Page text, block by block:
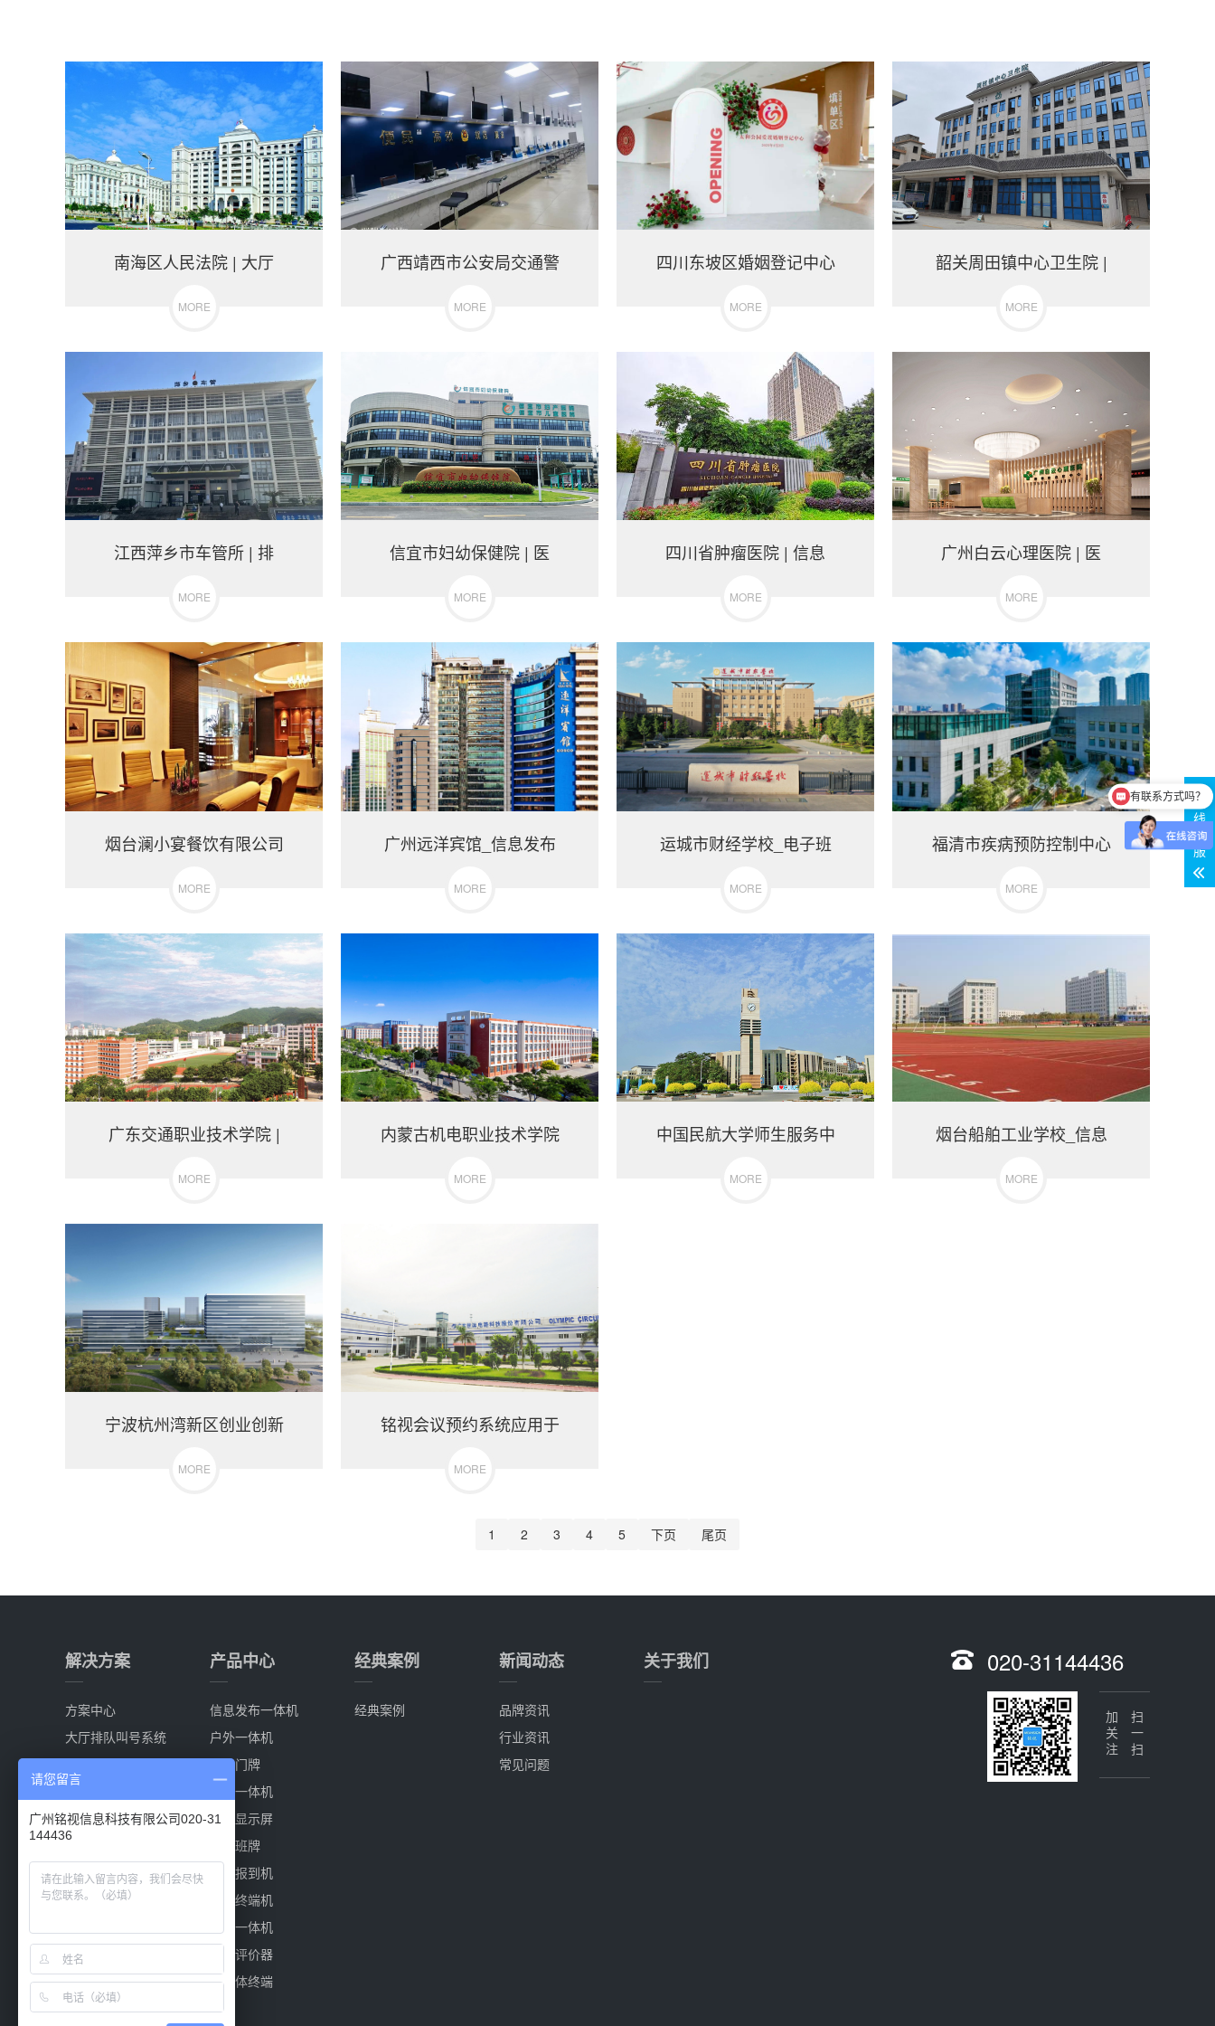
南海区人民法院 | 大厅
MORE
广西靖西市公安局交通警
MORE
四川东坡区婚姻登记中心
MORE
韶关周田镇中心卫生院 |
MORE
江西萍乡市车管所 | 排
MORE
信宜市妇幼保健院 | 医
MORE
四川省肿瘤医院 | 信息
MORE
广州白云心理医院 | 医
MORE
烟台澜小宴餐饮有限公司
MORE
广州远洋宾馆_信息发布
MORE
运城市财经学校_电子班
MORE
福清市疾病预防控制中心
MORE
广东交通职业技术学院 |
MORE
内蒙古机电职业技术学院
MORE
中国民航大学师生服务中
MORE
烟台船舶工业学校_信息
MORE
宁波杭州湾新区创业创新
MORE
铭视会议预约系统应用于
MORE
1 2 3 4 5 下页 尾页
解决方案
方案中心
大厅排队叫号系统
分诊排队叫号系统
多媒体信息发布系统
会议室预定系统
电子班牌系统
产品中心
信息发布一体机
户外一体机
电子门牌
触控一体机
叫号显示屏
电子班牌
自助报到机
自助终端机
窄边一体机
液晶评价器
多媒体终端
经典案例
经典案例
新闻动态
品牌资讯
行业资讯
常见问题
关于我们 020-31144436
扫一扫
加关注
在
线
客
服
有联系方式吗？
方便电话沟通吗？
请您留言
广州铭视信息科技有限公司020-31
144436